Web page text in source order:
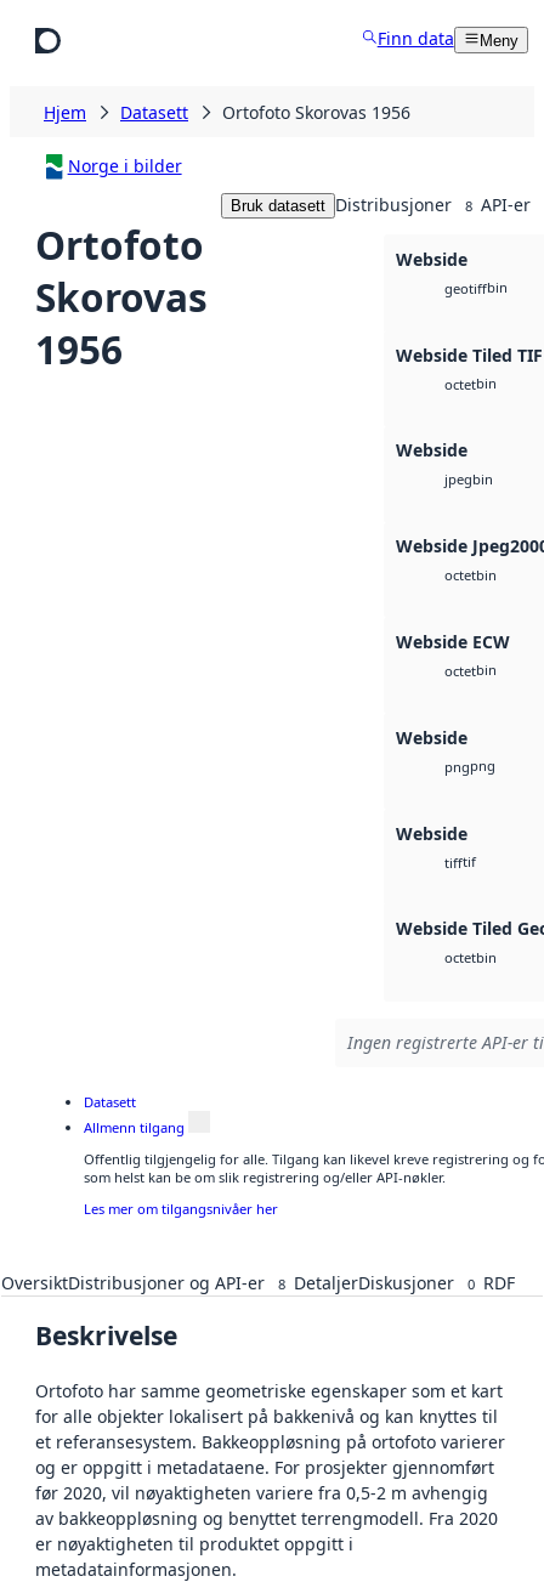
Finn data Meny
Hjem Datasett Ortofoto Skorovas 1956
Norge i bilder
Ortofoto
Skorovas
1956
Bruk datasett Distribusjoner 8 API-er
Webside
geotiffbin
Webside Tiled
octetbin
Webside
jpegbin
Webside
octetbin
Webside ECW
octetbin
Webside
pngpng
Webside
tifftif
Webside Tiled
octetbin
Ingen registrerte API-er
Datasett
Allmenn tilgang
Offentlig tilgjengelig for alle. Tilgang kan likevel kreve registrering og
som helst kan be om slik registrering og/eller API-nøkler.
Les mer om tilgangsnivåer her
OversiktDistribusjoner og API-er 8 DetaljerDiskusjoner 0 RDF
Beskrivelse
Ortofoto har samme geometriske egenskaper som et kart
for alle objekter lokalisert på bakkenivå og kan knyttes til
et referansesystem. Bakkeoppløsning på ortofoto varierer
og er oppgitt i metadataene. For prosjekter gjennomført
før 2020, vil nøyaktigheten variere fra 0,5-2 m avhengig
av bakkeoppløsning og benyttet terrengmodell. Fra 2020
er nøyaktigheten til produktet oppgitt i
metadatainformasjonen.